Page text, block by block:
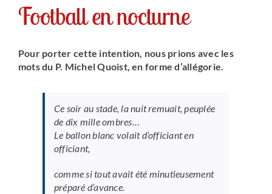
Football en nocturne
Pour porter cette intention, nous prions avec les
mots du P. Michel Quoist, en forme d’allégorie.
Ce soir au stade, la nuit remuait, peuplée
de dix mille ombres…
Le ballon blanc volait d’officiant en
officiant,
comme si tout avait été minutieusement
préparé d’avance.